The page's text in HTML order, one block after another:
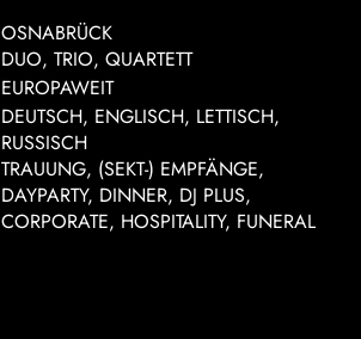
OSNABRÜCK
EUROPAWEIT
DEUTSCH, ENGLISCH, LETTISCH,
RUSSISCH
DUO, TRIO, QUARTETT
TRAUUNG, (SEKT-) EMPFÄNGE,
DAYPARTY, DINNER, DJ PLUS,
CORPORATE, HOSPITALITY, FUNERAL